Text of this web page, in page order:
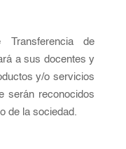
de
a sus docentes y
y/o servicios
serán reconocidos
de la sociedad.